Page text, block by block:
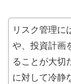
リスク管理に
や、投資計画
ることが大切
に対して冷静